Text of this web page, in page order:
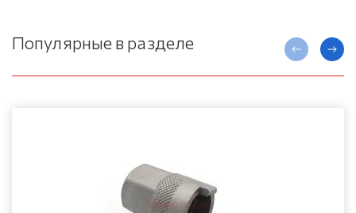
Популярные в разделе